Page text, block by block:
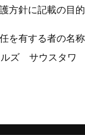
針に記載の目的
を有する者の名称
ルズ サウスタワ